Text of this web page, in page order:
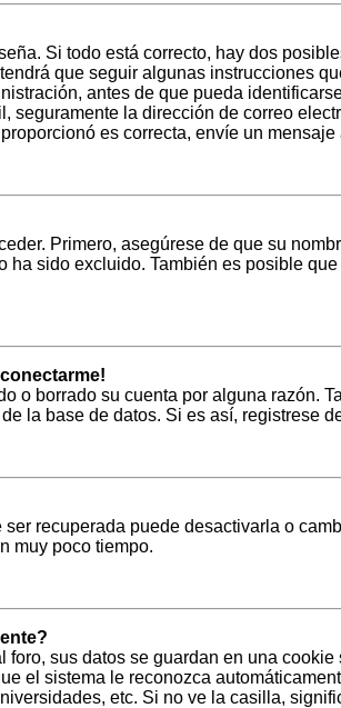
Si todo está correcto, hay dos
que seguir algunas instrucciones
antes de que pueda
seguramente la dirección de correo
es correcta, envíe un mensaje
Primero, asegúrese de que su
sido excluido. También es posible
o borrado su cuenta por alguna razón.
la base de datos. Si es así, registrese
recuperada puede desactivarla o
muy poco tiempo.
sus datos se guardan en una
el sistema le reconozca
etc. Si no ve la casilla,